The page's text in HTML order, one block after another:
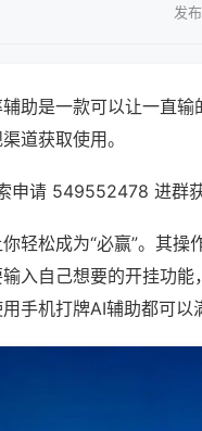
发
助是一款可以让一直
道获取使用。
申请 549552478 进群
轻松成为“必赢”。其
入自己想要的开挂功
手机打牌AI辅助都可以